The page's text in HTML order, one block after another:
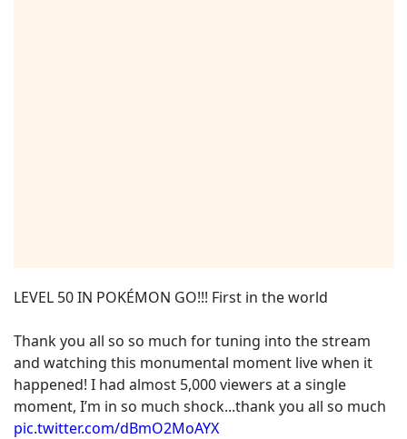
LEVEL 50 IN POKÉMON GO!!! First in the world
Thank you all so so much for tuning into the stream
and watching this monumental moment live when it
happened! I had almost 5,000 viewers at a single
moment, I’m in so much shock...thank you all so much
pic.twitter.com/dBmO2MoAYX